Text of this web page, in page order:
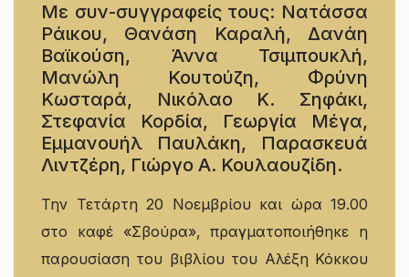
Με συν-συγγραφείς τους: Νατάσσα
Ράικου, Θανάση Καραλή, Δανάη
Βαϊκούση, Άννα Τσιμπουκλή,
Μανώλη Κουτούζη, Φρύνη
Κωσταρά, Νικόλαο Κ. Σηφάκι,
Στεφανία Κορδία, Γεωργία Μέγα,
Εμμανουήλ Παυλάκη, Παρασκευά
Λιντζέρη, Γιώργο Α. Κουλαουζίδη.
Την Τετάρτη 20 Νοεμβρίου και ώρα 19.00
στο καφέ «Σβούρα», πραγματοποιήθηκε η
παρουσίαση του βιβλίου του Αλέξη Κόκκου